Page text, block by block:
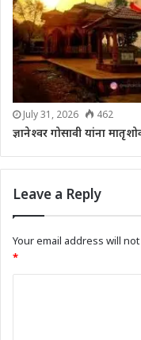
July 31, 2026 462
ज्ञानेश्वर गोसावी यांना
Leave a Reply
Your email address will
*